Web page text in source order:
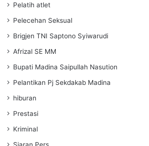
Pelatih atlet
Pelecehan Seksual
Brigjen TNI Saptono Syiwarudi
Afrizal SE MM
Bupati Madina Saipullah Nasution
Pelantikan Pj Sekdakab Madina
hiburan
Prestasi
Kriminal